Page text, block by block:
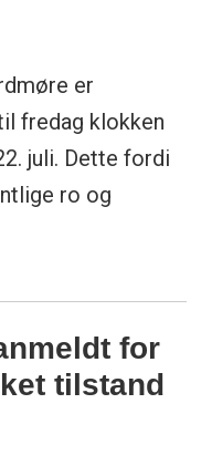
er
fredag klokken
juli. Dette fordi
ro og
for
tilstand